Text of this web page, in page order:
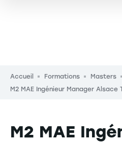
Fil d'Ariane
Accueil Formations
Masters
M2 MAE Ingénieur Manager Alsace
M2 MAE